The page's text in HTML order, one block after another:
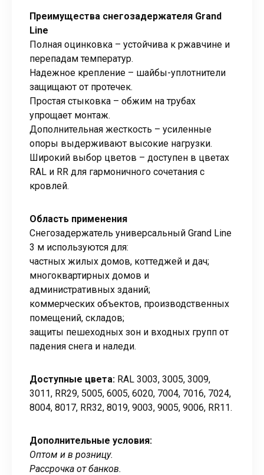
Преимущества снегозадержателя Grand
Line
Полная оцинковка – устойчива к ржавчине и
перепадам температур.
Надежное крепление – шайбы-уплотнители
защищают от протечек.
Простая стыковка – обжим на трубах
упрощает монтаж.
Дополнительная жесткость – усиленные
опоры выдерживают высокие нагрузки.
Широкий выбор цветов – доступен в цветах
RAL и RR для гармоничного сочетания с
кровлей.
Область применения
Снегозадержатель универсальный Grand Line
3 м используются для:
частных жилых домов, коттеджей и дач;
многоквартирных домов и
административных зданий;
коммерческих объектов, производственных
помещений, складов;
защиты пешеходных зон и входных групп от
падения снега и наледи.
Доступные цвета: RAL 3003, 3005, 3009,
3011, RR29, 5005, 6005, 6020, 7004, 7016, 7024,
8004, 8017, RR32, 8019, 9003, 9005, 9006, RR11.
Дополнительные условия:
Оптом и в розницу.
Рассрочка от банков.